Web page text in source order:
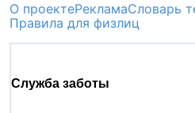
О проектеРекламаСловарь
Правила для физлиц
Служба заботы